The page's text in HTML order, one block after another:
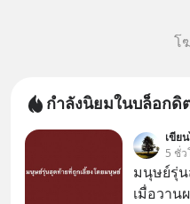
โ
กำลังนิยมในบล็อกดิ
เขีย
5 ชั่
มนุษย์รุ่น
เมื่อวาน